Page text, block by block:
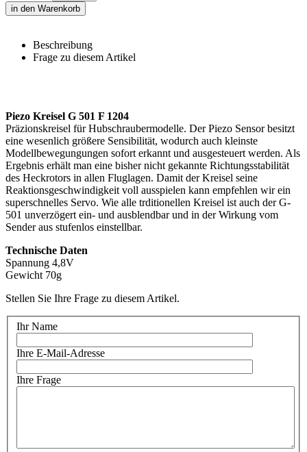
in den Warenkorb
Beschreibung
Frage zu diesem Artikel
Piezo Kreisel G 501 F 1204
Präzionskreisel für Hubschraubermodelle. Der Piezo Sensor besitzt
eine wesenlich größere Sensibilität, wodurch auch kleinste
Modellbewegungungen sofort erkannt und ausgesteuert werden. Als
Ergebnis erhält man eine bisher nicht gekannte Richtungsstabilität
des Heckrotors in allen Fluglagen. Damit der Kreisel seine
Reaktionsgeschwindigkeit voll ausspielen kann empfehlen wir ein
superschnelles Servo. Wie alle trditionellen Kreisel ist auch der G-
501 unverzögert ein- und ausblendbar und in der Wirkung vom
Sender aus stufenlos einstellbar.
Technische Daten
Spannung 4,8V
Gewicht 70g
Stellen Sie Ihre Frage zu diesem Artikel.
Ihr Name
Ihre E-Mail-Adresse
Ihre Frage